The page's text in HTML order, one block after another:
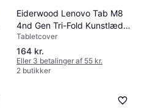
Eiderwood Lenovo Tab M8
4nd Gen Tri-Fold Kunstlæder
Flip Cover
Tabletcover
164 kr.
Eller 3 betalinger af 55 kr.
2 butikker